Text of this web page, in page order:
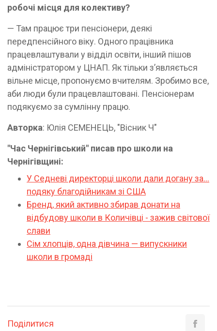
робочі місця для колективу?
— Там працює три пенсіонери, деякі
передпенсійного віку. Одного працівника
працевлаштували у відділ освіти, інший пішов
адміністратором у ЦНАП. Як тільки з’являється
вільне місце, пропонуємо вчителям. Зробимо все,
аби люди були працевлаштовані. Пенсіонерам
подякуємо за сумлінну працю.
Авторка: Юлія СЕМЕНЕЦЬ, "Вісник Ч"
"Час Чернігівський" писав про школи на
Чернігівщині:
У Седневі директорці школи дали догану за...
подяку благодійникам зі США
Бренд, який активно збирав донати на
відбудову школи в Количівці - зажив світової
слави
Сім хлопців, одна дівчина — випускники
школи в громаді
Поділитися